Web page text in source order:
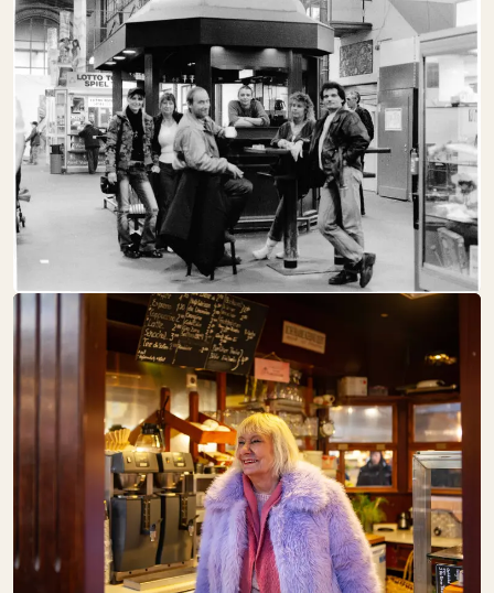
Backwaren
Eier
Käse + Milch
Obst + Gemüse
Speisekammer
FRAMED SOUL
SA: 10:00 – 18:00
Schöne Dinge
FRISCH
GEFISCHT
SA: GESCHLOSSEN
Fisch + Meeresfrüchte
Gastronomie
GEMÜSEHOF
BARONICK